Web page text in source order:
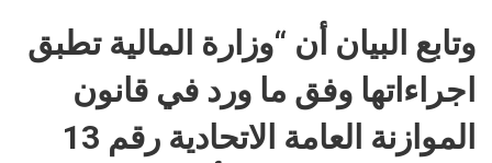
وتابع البيان أن “وزارة المالية تطبق
اجراءاتها وفق ما ورد في قانون
الموازنة العامة الاتحادية رقم 13